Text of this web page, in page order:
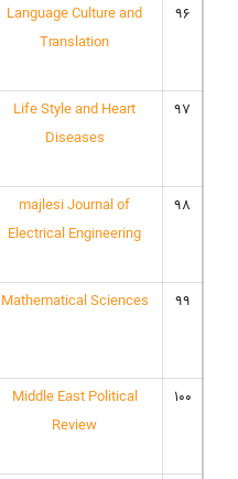
96
Language Culture and
Translation
97
Life Style and Heart
Diseases
98
majlesi Journal of
Electrical Engineering
99
Mathematical Sciences
100
Middle East Political
Review